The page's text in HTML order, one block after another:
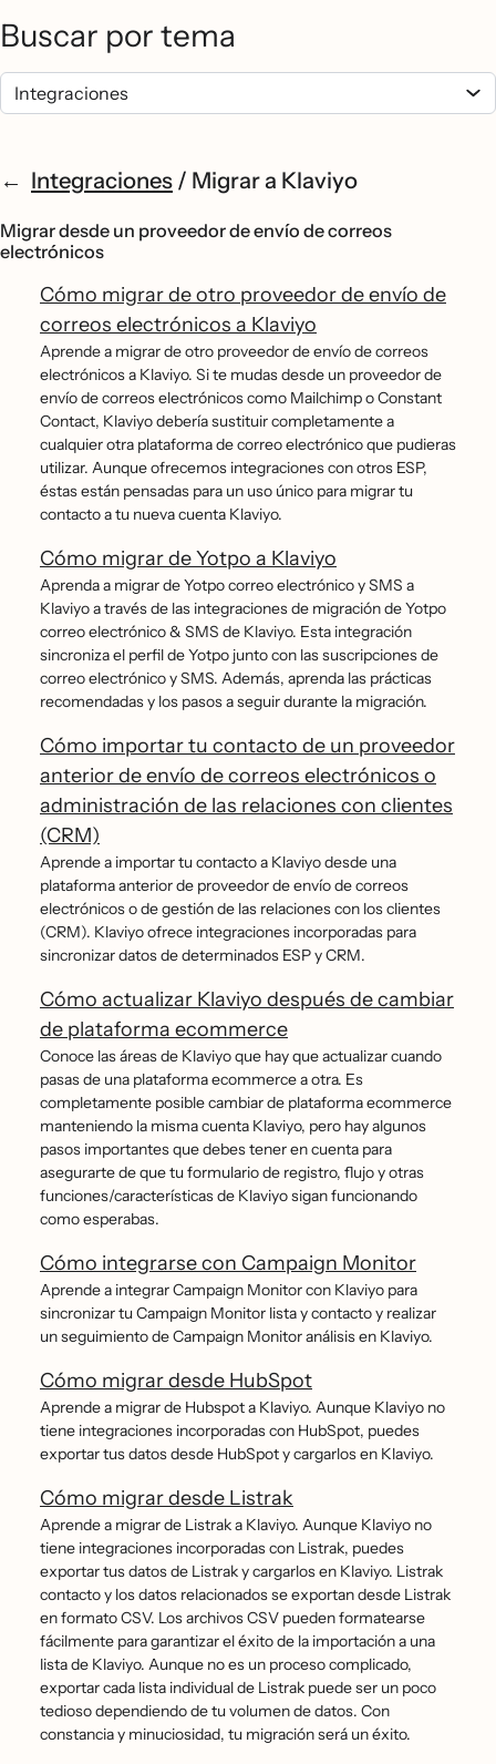
Buscar por tema
Integraciones / Migrar a Klaviyo
Migrar desde un proveedor de envío de correos
electrónicos
Cómo migrar de otro proveedor de envío de
correos electrónicos a Klaviyo
Aprende a migrar de otro proveedor de envío de correos
electrónicos a Klaviyo. Si te mudas desde un proveedor de
envío de correos electrónicos como Mailchimp o Constant
Contact, Klaviyo debería sustituir completamente a
cualquier otra plataforma de correo electrónico que pudieras
utilizar. Aunque ofrecemos integraciones con otros ESP,
éstas están pensadas para un uso único para migrar tu
contacto a tu nueva cuenta Klaviyo.
Cómo migrar de Yotpo a Klaviyo
Aprenda a migrar de Yotpo correo electrónico y SMS a
Klaviyo a través de las integraciones de migración de Yotpo
correo electrónico & SMS de Klaviyo. Esta integración
sincroniza el perfil de Yotpo junto con las suscripciones de
correo electrónico y SMS. Además, aprenda las prácticas
recomendadas y los pasos a seguir durante la migración.
Cómo importar tu contacto de un proveedor
anterior de envío de correos electrónicos o
administración de las relaciones con clientes
(CRM)
Aprende a importar tu contacto a Klaviyo desde una
plataforma anterior de proveedor de envío de correos
electrónicos o de gestión de las relaciones con los clientes
(CRM). Klaviyo ofrece integraciones incorporadas para
sincronizar datos de determinados ESP y CRM.
Cómo actualizar Klaviyo después de cambiar
de plataforma ecommerce
Conoce las áreas de Klaviyo que hay que actualizar cuando
pasas de una plataforma ecommerce a otra. Es
completamente posible cambiar de plataforma ecommerce
manteniendo la misma cuenta Klaviyo, pero hay algunos
pasos importantes que debes tener en cuenta para
asegurarte de que tu formulario de registro, flujo y otras
funciones/características de Klaviyo sigan funcionando
como esperabas.
Cómo integrarse con Campaign Monitor
Aprende a integrar Campaign Monitor con Klaviyo para
sincronizar tu Campaign Monitor lista y contacto y realizar
un seguimiento de Campaign Monitor análisis en Klaviyo.
Cómo migrar desde HubSpot
Aprende a migrar de Hubspot a Klaviyo. Aunque Klaviyo no
tiene integraciones incorporadas con HubSpot, puedes
exportar tus datos desde HubSpot y cargarlos en Klaviyo.
Cómo migrar desde Listrak
Aprende a migrar de Listrak a Klaviyo. Aunque Klaviyo no
tiene integraciones incorporadas con Listrak, puedes
exportar tus datos de Listrak y cargarlos en Klaviyo. Listrak
contacto y los datos relacionados se exportan desde Listrak
en formato CSV. Los archivos CSV pueden formatearse
fácilmente para garantizar el éxito de la importación a una
lista de Klaviyo. Aunque no es un proceso complicado,
exportar cada lista individual de Listrak puede ser un poco
tedioso dependiendo de tu volumen de datos. Con
constancia y minuciosidad, tu migración será un éxito.